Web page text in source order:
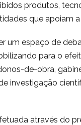
produtos,
que apoiam
um espaço de
para o
de-obra,
investigação
através do